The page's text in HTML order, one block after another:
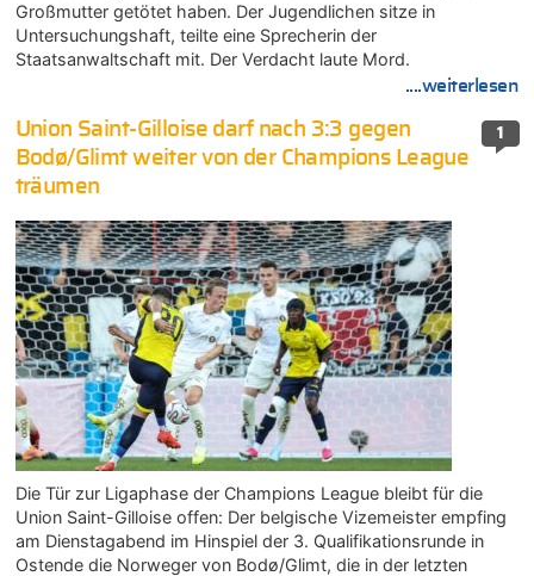
Großmutter getötet haben. Der Jugendlichen sitze in
Untersuchungshaft, teilte eine Sprecherin der
Staatsanwaltschaft mit. Der Verdacht laute Mord.
....weiterlesen
1
Union Saint-Gilloise darf nach 3:3 gegen
Bodø/Glimt weiter von der Champions League
träumen
Die Tür zur Ligaphase der Champions League bleibt für die
Union Saint-Gilloise offen: Der belgische Vizemeister empfing
am Dienstagabend im Hinspiel der 3. Qualifikationsrunde in
Ostende die Norweger von Bodø/Glimt, die in der letzten